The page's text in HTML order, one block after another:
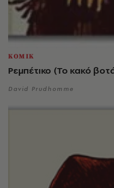
ΚΟΜΙΚ
Ρεμπέτικο (Το κακό
David Prudhomme